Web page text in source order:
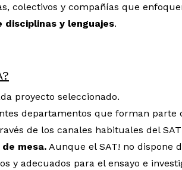
colectivos y compañías que
disciplinas y lenguajes.
proyecto seleccionado.
departamentos que forman parte
de los canales habituales del
mesa. Aunque el SAT! no dispone
y adecuados para el ensayo e